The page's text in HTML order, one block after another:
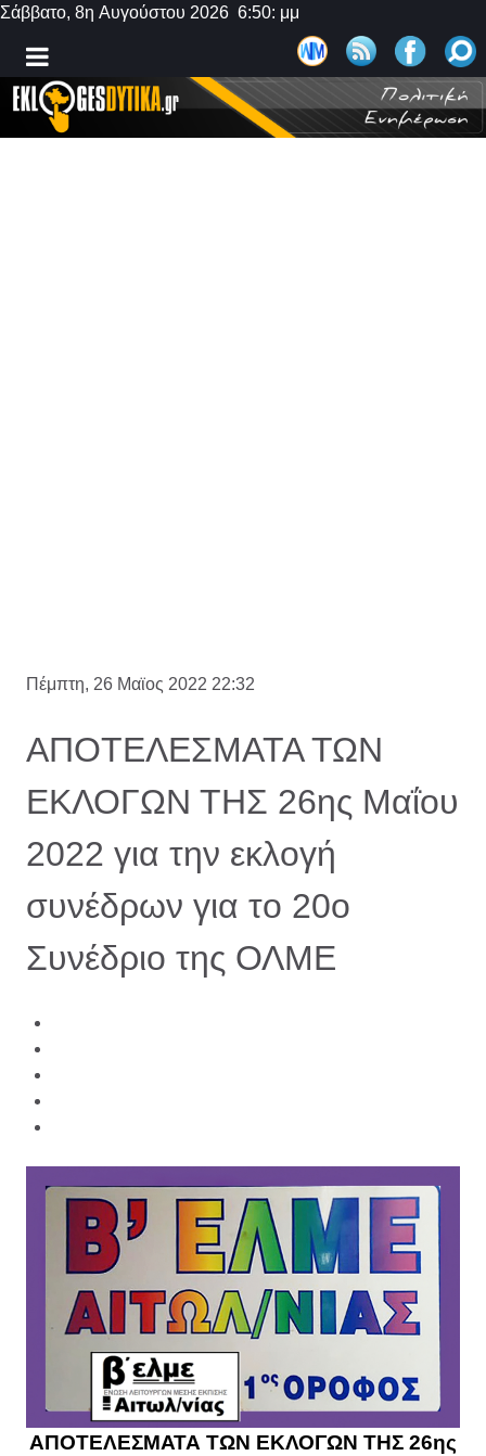
Σάββατο, 8η Αυγούστου 2026 6:50: μμ
Πέμπτη, 26 Μαϊος 2022 22:32
ΑΠΟΤΕΛΕΣΜΑΤΑ ΤΩΝ
ΕΚΛΟΓΩΝ ΤΗΣ 26ης Μαΐου
2022 για την εκλογή
συνέδρων για το 20ο
Συνέδριο της ΟΛΜΕ
ΑΠΟΤΕΛΕΣΜΑΤΑ ΤΩΝ ΕΚΛΟΓΩΝ ΤΗΣ 26ης